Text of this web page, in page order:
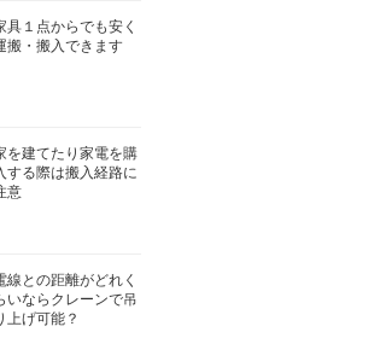
具１点からでも安く
搬・搬入できます
を建てたり家電を購
する際は搬入経路に
意
線との距離がどれく
いならクレーンで吊
上げ可能？